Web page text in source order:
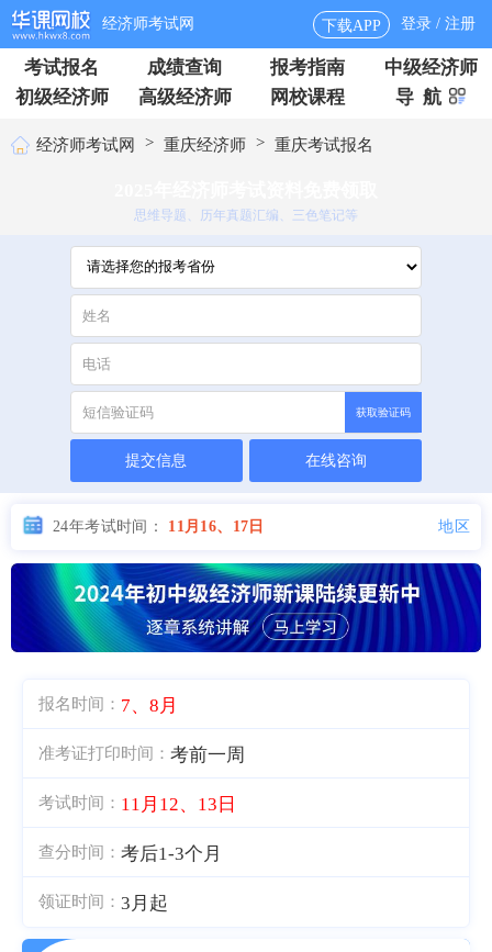
经济师考试网 下载APP 登录 / 注册
考试报名 成绩查询 报考指南
中级经济师
初级经济师
高级经济师 网校课程 导 航
经济师考试网 > 重庆经济师 > 重庆考试报名
思维导题、历年真题汇编、三色笔记等
获取验证码
提交信息 在线咨询
24年考试时间： 11月16、17日 地区
报名时间： 7、8月
准考证打印时间： 考前一周
考试时间： 11月12、13日
查分时间： 考后1-3个月
领证时间： 3月起